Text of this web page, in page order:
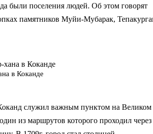
были поселения людей. Об этом говорят
памятников Муйи-Мубарак,
в Коканде
служил важным пунктом на Великом
из маршрутов которого проходил через